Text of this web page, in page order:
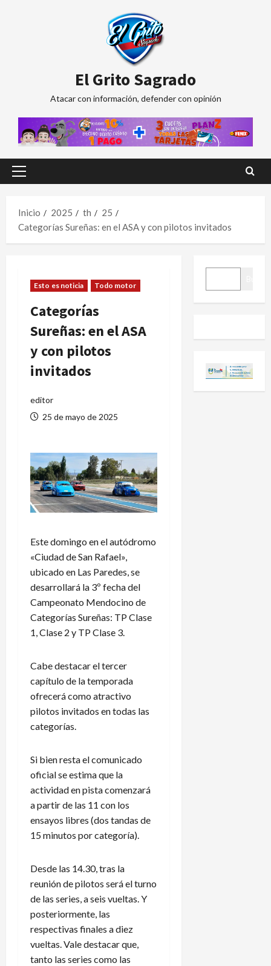
El Grito Sagrado
Atacar con información, defender con opinión
Menú
Inicio
2025 th
25
Categorías Sureñas: en el ASA y con pilotos invitados
Esto es noticia Todo motor
Categorías
Sureñas: en el ASA
y con pilotos
invitados
editor
25 de mayo de 2025
Este domingo en el autódromo
«Ciudad de San Rafael»,
ubicado en Las Paredes, se
desarrollará la 3º fecha del
Campeonato Mendocino de
Categorías Sureñas: TP Clase
1, Clase 2 y TP Clase 3.
Cabe destacar el tercer
capítulo de la temporada
ofrecerá como atractivo
pilotos invitados en todas las
categorías.
Si bien resta el comunicado
oficial se estima que la
actividad en pista comenzará
a partir de las 11 con los
ensayos libres (dos tandas de
15 minutos por categoría).
Desde las 14.30, tras la
reunión de pilotos será el turno
de las series, a seis vueltas. Y
posteriormente, las
respectivas finales a diez
vueltas. Vale destacar que,
tanto las series como las